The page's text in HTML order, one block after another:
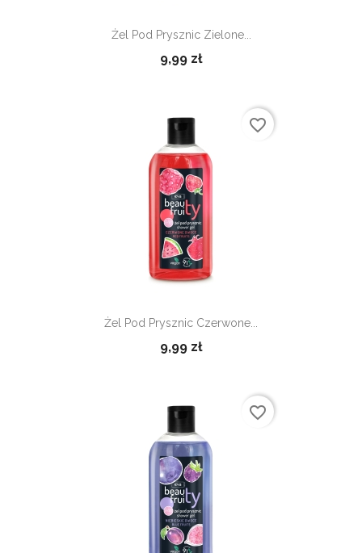
Żel Pod Prysznic Zielone...
9,99 zł
Żel Pod Prysznic Czerwone...
9,99 zł
favorite_border
favorite_border